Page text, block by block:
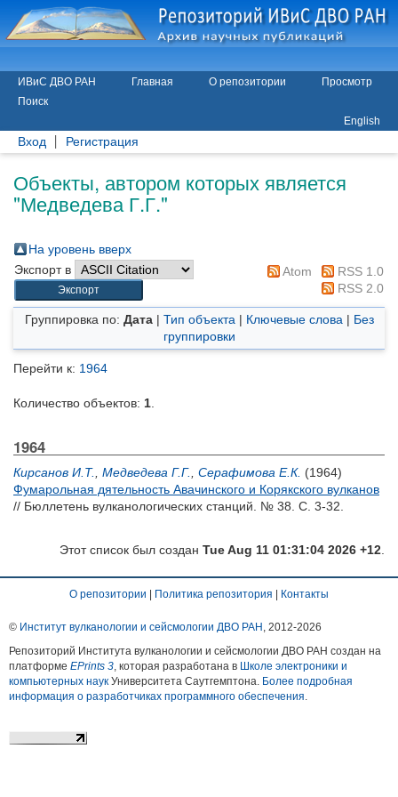
ИВиС ДВО РАН Главная О репозитории
Просмотр
Поиск
English
Вход Регистрация
Объекты, автором которых является
"Медведева Г.Г."
На уровень вверх
Экспорт в
Atom
RSS 1.0
RSS 2.0
Группировка по: Дата| Тип объекта | Ключевые слова | Без
группировки
Перейти к: 1964
Количество объектов: 1
1964
Кирсанов И.Т. Медведева Г.Г. Серафимова Е.К. (1964)
Фумарольная дятельность Авачинского и Корякского вулканов
// Бюллетень вулканологических станций. № 38. С. 3-32.
Этот список был создан Tue Aug 11 01:31:04 2026 +12
О репозитории Политика репозитория Контакты
© Институт вулканологии и сейсмологии ДВО РАН , 2012-2026
Репозиторий Института вулканологии и сейсмологии ДВО РАН создан на
платформе EPrints 3, которая разработана в Школе электроники и
компьютерных наук Университета Саутгемптона. Более подробная
информация о разработчиках программного обеспечения.